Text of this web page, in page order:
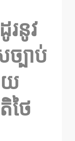
នូវ
បាប់
យ
ថៃ